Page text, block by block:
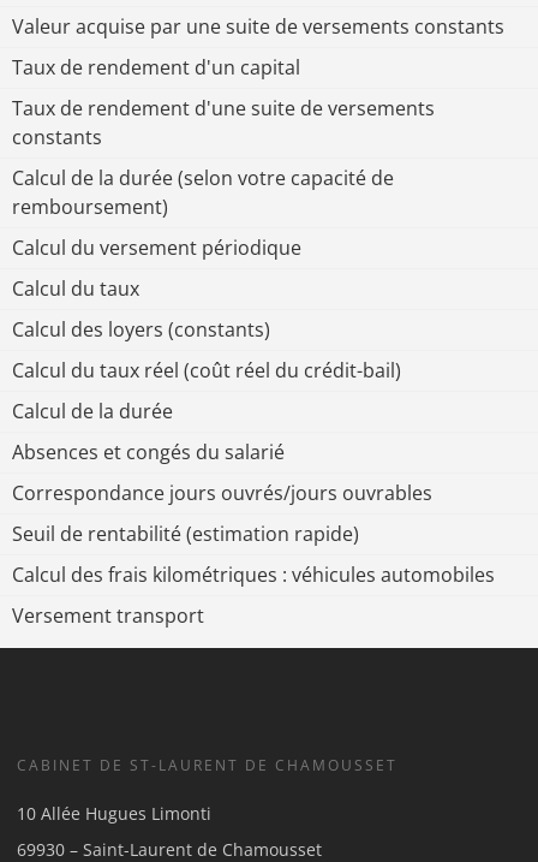
Valeur acquise par une suite de versements constants
Taux de rendement d'un capital
Taux de rendement d'une suite de versements
constants
Calcul de la durée (selon votre capacité de
remboursement)
Calcul du versement périodique
Calcul du taux
Calcul des loyers (constants)
Calcul du taux réel (coût réel du crédit-bail)
Calcul de la durée
Absences et congés du salarié
Correspondance jours ouvrés/jours ouvrables
Seuil de rentabilité (estimation rapide)
Calcul des frais kilométriques : véhicules automobiles
Versement transport
CABINET DE ST-LAURENT DE CHAMOUSSET
10 Allée Hugues Limonti
69930 – Saint-Laurent de Chamousset